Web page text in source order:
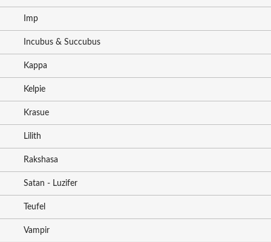
Imp
Incubus & Succubus
Kappa
Kelpie
Krasue
Lilith
Rakshasa
Satan - Luzifer
Teufel
Vampir